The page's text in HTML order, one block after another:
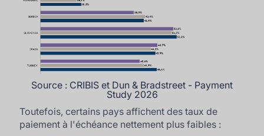
Source : CRIBIS et Dun & Bradstreet - Payment
Study 2026
Toutefois, certains pays affichent des taux de
paiement à l'échéance nettement plus faibles :